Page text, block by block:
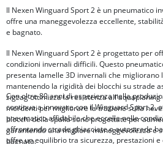
Il Nexen Winguard Sport 2 è un pneumatico
offre una maneggevolezza eccellente,
e bagnato.
Il Nexen Winguard Sport 2 è progettato per
condizioni invernali difficili. Questo
presenta lamelle 3D invernali che migliorano
mantenendo la rigidità dei blocchi su strade
zigzag ottimizza la resistenza
mordenti per migliorare la trazione sulla
blocchi della spalla sono progettate per
garantendo una migliore maneggevolezza e
bagnato.
Con oltre 80 anni di esperienza nella
continua a innovare con il Winguard Sport 2,
pneumatico affidabile che eccelle nelle
affrontando strade ghiacciate o autostrade
offre un equilibrio tra sicurezza, prestazioni